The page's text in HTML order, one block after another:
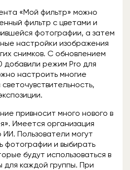
«Мой фильтр» можно
фильтр с цветами и
фотографии, а затем
настройки изображения
снимков. С обновлением
добавили режим Pro для
настроить многие
привносит много нового в
Имеется организация
Пользователи могут
фотографии и выбирать
будут использоваться в
каждой группы. При